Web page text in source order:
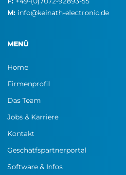
M: info@keinath-electronic.de
MENÜ
Home
Firmenprofil
Das Team
Jobs & Karriere
Kontakt
Geschätfspartnerportal
Software & Infos